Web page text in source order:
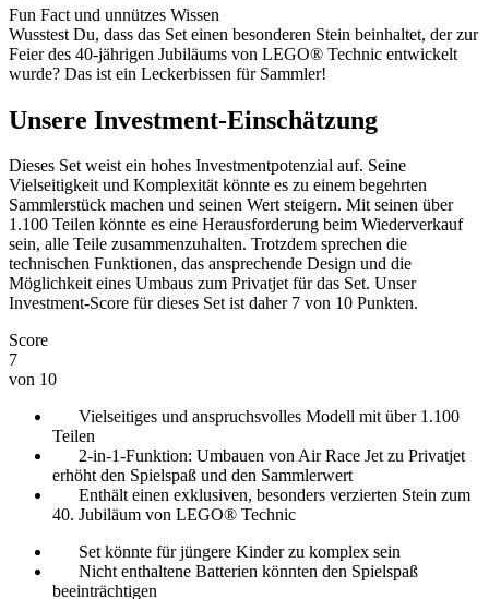
Fun Fact und unnützes Wissen
Wusstest Du, dass das Set einen besonderen Stein beinhaltet, der zur
Feier des 40-jährigen Jubiläums von LEGO® Technic entwickelt
wurde? Das ist ein Leckerbissen für Sammler!
Unsere Investment-Einschätzung
Dieses Set weist ein hohes Investmentpotenzial auf. Seine
Vielseitigkeit und Komplexität könnte es zu einem begehrten
Sammlerstück machen und seinen Wert steigern. Mit seinen über
1.100 Teilen könnte es eine Herausforderung beim Wiederverkauf
sein, alle Teile zusammenzuhalten. Trotzdem sprechen die
technischen Funktionen, das ansprechende Design und die
Möglichkeit eines Umbaus zum Privatjet für das Set. Unser
Investment-Score für dieses Set ist daher 7 von 10 Punkten.
Score
7
von 10
Vielseitiges und anspruchsvolles Modell mit über 1.100
Teilen
2-in-1-Funktion: Umbauen von Air Race Jet zu Privatjet
erhöht den Spielspaß und den Sammlerwert
Enthält einen exklusiven, besonders verzierten Stein zum
40. Jubiläum von LEGO® Technic
Set könnte für jüngere Kinder zu komplex sein
Nicht enthaltene Batterien könnten den Spielspaß
beeinträchtigen